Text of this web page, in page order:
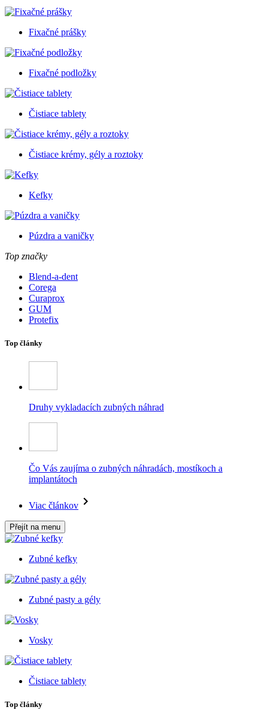
Fixačné prášky
Fixačné podložky
Čistiace tablety
Čistiace krémy, gély a roztoky
Kefky
Púzdra a vaničky
Top značky
Blend-a-dent
Corega
Curaprox
GUM
Protefix
Top články
Druhy vykladacích zubných náhrad
Čo Vás zaujíma o zubných náhradách, mostíkoch a
implantátoch
Viac článkov
Přejít na menu
Zubné kefky
Zubné pasty a gély
Vosky
Čistiace tablety
Top články